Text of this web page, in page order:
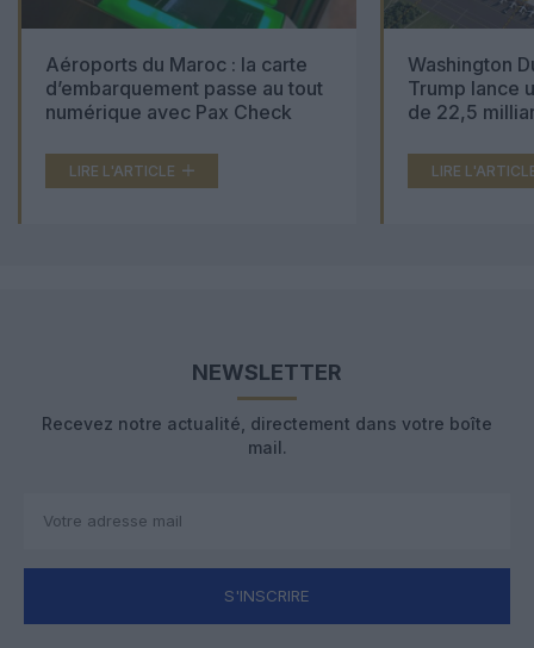
Aéroports du Maroc : la carte
d’embarquement passe au tout
numérique avec Pax Check
LIRE L'ARTICLE
Washington
Trump lance
de 22,5
LIRE
NEWSLETTER
Recevez notre actualité, directement dans votre boîte
mail.
S'INSCRIRE